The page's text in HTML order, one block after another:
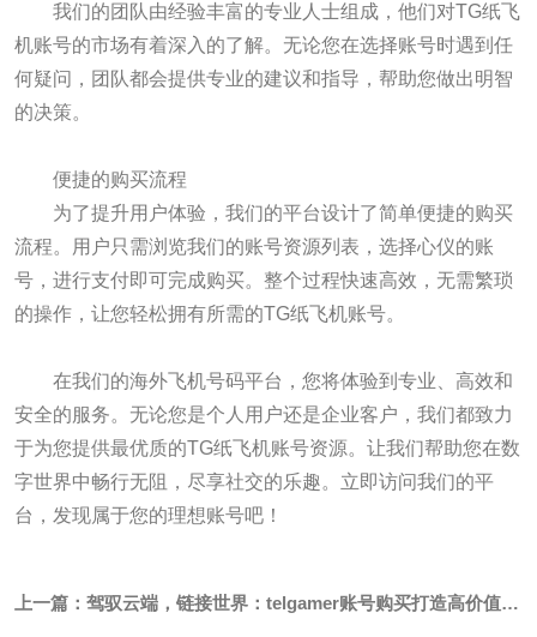
我们的团队由经验丰富的专业人士组成，他们对TG纸飞
机账号的市场有着深入的了解。无论您在选择账号时遇到任
何疑问，团队都会提供专业的建议和指导，帮助您做出明智
的决策。
便捷的购买流程
为了提升用户体验，我们的平台设计了简单便捷的购买
流程。用户只需浏览我们的账号资源列表，选择心仪的账
号，进行支付即可完成购买。整个过程快速高效，无需繁琐
的操作，让您轻松拥有所需的TG纸飞机账号。
在我们的海外飞机号码平台，您将体验到专业、高效和
安全的服务。无论您是个人用户还是企业客户，我们都致力
于为您提供最优质的TG纸飞机账号资源。让我们帮助您在数
字世界中畅行无阻，尽享社交的乐趣。立即访问我们的平
台，发现属于您的理想账号吧！
上一篇： 驾驭云端，链接世界：telgamer账号购买打造高价值海